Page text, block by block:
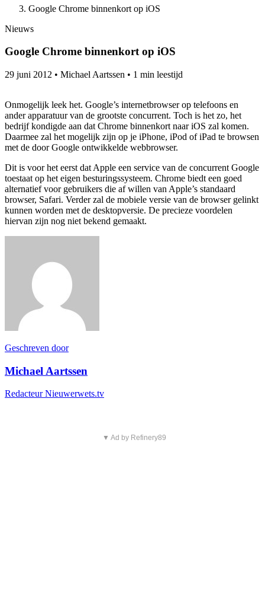
Google Chrome binnenkort op iOS
Nieuws
Google Chrome binnenkort op iOS
29 juni 2012 • Michael Aartssen • 1 min leestijd
Onmogelijk leek het. Google’s internetbrowser op telefoons en
ander apparatuur van de grootste concurrent. Toch is het zo, het
bedrijf kondigde aan dat Chrome binnenkort naar iOS zal komen.
Daarmee zal het mogelijk zijn op je iPhone, iPod of iPad te browsen
met de door Google ontwikkelde webbrowser.
Dit is voor het eerst dat Apple een service van de concurrent Google
toestaat op het eigen besturingssysteem. Chrome biedt een goed
alternatief voor gebruikers die af willen van Apple’s standaard
browser, Safari. Verder zal de mobiele versie van de browser gelinkt
kunnen worden met de desktopversie. De precieze voordelen
hiervan zijn nog niet bekend gemaakt.
Geschreven door
Michael Aartssen
Redacteur Nieuwerwets.tv
▼ Ad by Refinery89